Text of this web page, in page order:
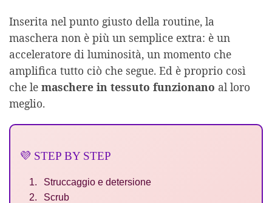
Inserita nel punto giusto della routine, la
maschera non è più un semplice extra: è un
acceleratore di luminosità, un momento che
amplifica tutto ciò che segue. Ed è proprio così
che le maschere in tessuto funzionano al loro
meglio.
💜 STEP BY STEP
Struccaggio e detersione
Scrub